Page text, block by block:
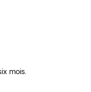
mois.